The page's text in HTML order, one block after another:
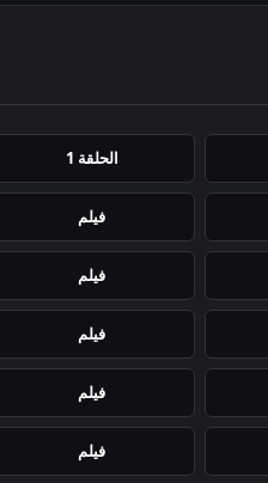
الحلقة 1
فيلم
فيلم
فيلم
فيلم
فيلم